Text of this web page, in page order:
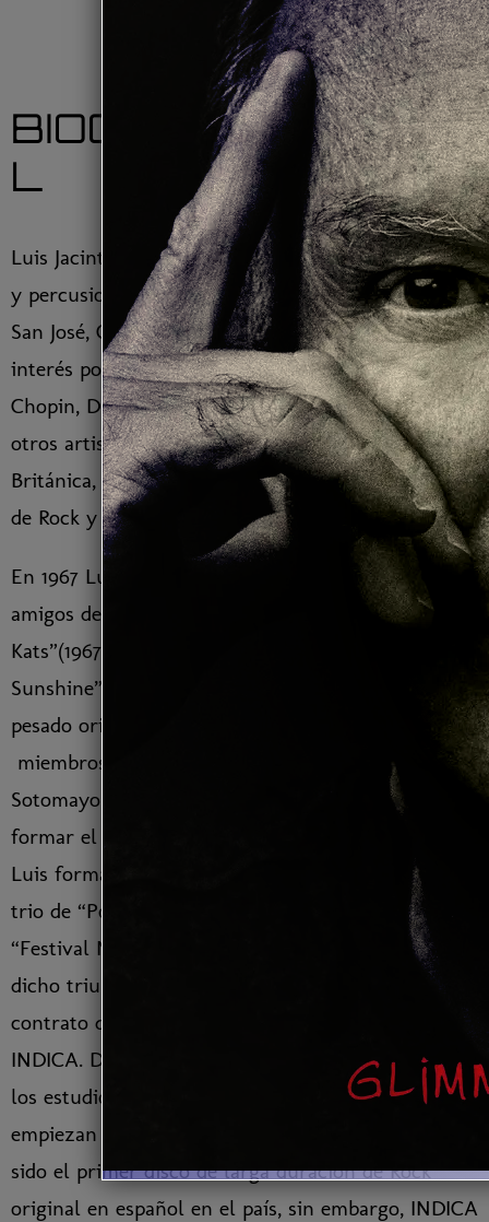
BIOGRAFÍA/ESPAÑO
L
Luis Jacinto Muñoz Quirós, compositor, arreglista
y percusionista, nace el 19 de Agosto de 1953 en
San José, Costa Rica. Luis demuestra un temprano
interés por las artes. Inspirado por la música de
Chopin, Duke Ellington, Agustín Lara, los Beatles y
otros artistas parte de la llamada “Invasión
Británica, Luis pasa su juventud tocando en grupos
de Rock y Jazz.
En 1967 Luis funda su primer grupo musical con
amigos del barrio Escalante, llamado “Los King
Kats”(1967-1969), con el que graba “Midnight
Sunshine”, una de las primeras canciones de Rock
pesado original en el país. De 1969 a 1970,
miembros de los King Kats se juntan con Narciso
Sotomayor del conjunto “Los Vikingos” para
formar el grupo “Organized Confusion”. En 1970
Luis forma “La Izquierda Erótica”(1970-1972), un
trio de “Power Rock” que llega a ganar la final del
“Festival Nacional Sonido 72”. Como premio a
dicho triunfo, la Izquierda Erótica recibe un
contrato de grabación con la disquera nacional
INDICA. Dos meses más tarde el conjunto entra a
los estudios de grabación de INDICA donde
empiezan a trabajar en un proyecto que hubiera
sido el primer disco de larga duración de Rock
original en español en el país, sin embargo, INDICA